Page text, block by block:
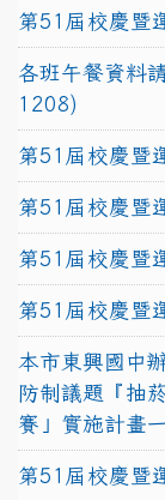
第51屆校慶暨
各班午餐資料
1208)
第51屆校慶暨
第51屆校慶暨
第51屆校慶暨
第51屆校慶暨
本市東興國中
防制議題『抽
賽」實施計畫
第51屆校慶暨